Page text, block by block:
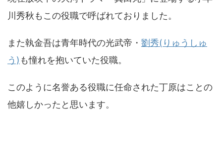
川秀秋もこの役職で呼ばれておりました。
また執金吾は青年時代の光武帝・ 劉秀(りゅうしゅ
う) も憧れを抱いていた役職。
このように名誉ある役職に任命された丁原はことの
他嬉しかったと思います。